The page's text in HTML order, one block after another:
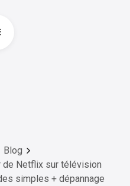
Blog
de Netflix sur télévision
simples + dépannage